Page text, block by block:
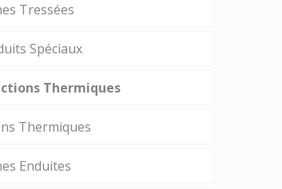
Tressées
Spéciaux
Thermiques
Thermiques
Enduites